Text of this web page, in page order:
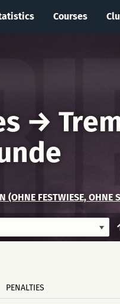
Courses
→
(OHNE FESTWIESE, OHNE
PENALTIES